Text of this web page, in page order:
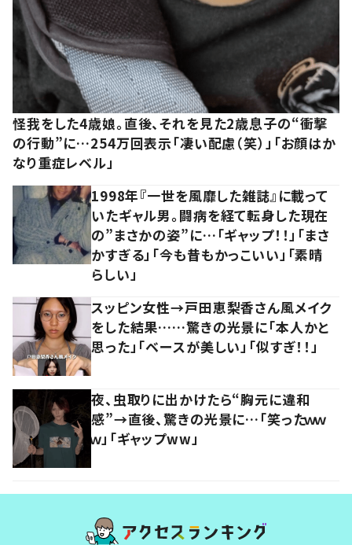
怪我をした4歳娘。直後、それを見た2歳息子の“衝撃
の行動”に…254万回表示「凄い配慮（笑）」「お顔はか
なり重症レベル」
1998年『一世を風靡した雑誌』に載って
いたギャル男。闘病を経て転身した現在
の”まさかの姿”に…「ギャップ！！」「まさ
かすぎる」「今も昔もかっこいい」「素晴
らしい」
スッピン女性→戸田恵梨香さん風メイク
をした結果……驚きの光景に「本人かと
思った」「ベースが美しい」「似すぎ！！」
夜、虫取りに出かけたら“胸元に違和
感”→直後、驚きの光景に…「笑ったｗｗ
ｗ」「ギャップww」